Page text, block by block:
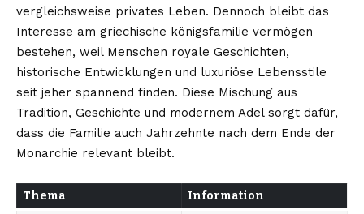
vergleichsweise privates Leben. Dennoch bleibt das
Interesse am griechische königsfamilie vermögen
bestehen, weil Menschen royale Geschichten,
historische Entwicklungen und luxuriöse Lebensstile
seit jeher spannend finden. Diese Mischung aus
Tradition, Geschichte und modernem Adel sorgt dafür,
dass die Familie auch Jahrzehnte nach dem Ende der
Monarchie relevant bleibt.
Thema Information